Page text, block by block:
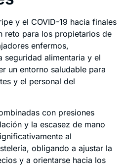
y el COVID-19 hacia finales
reto para los propietarios de
enfermos,
seguridad alimentaria y el
un entorno saludable para
y el personal del
con presiones
y la escasez de mano
al
obligando a ajustar la
y a orientarse hacia los